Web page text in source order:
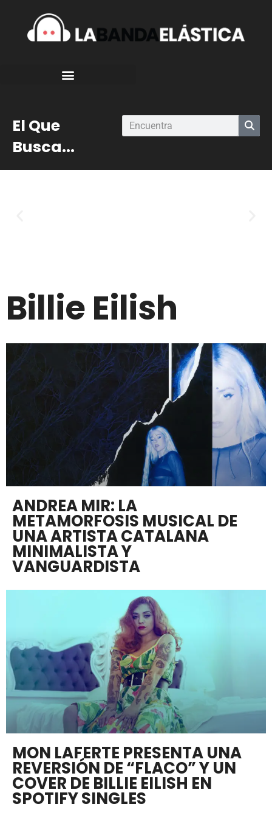
El Que
Busca...
Billie Eilish
ANDREA MIR: LA
METAMORFOSIS MUSICAL DE
UNA ARTISTA CATALANA
MINIMALISTA Y
VANGUARDISTA
MON LAFERTE PRESENTA UNA
REVERSIÓN DE “FLACO” Y UN
COVER DE BILLIE EILISH EN
SPOTIFY SINGLES